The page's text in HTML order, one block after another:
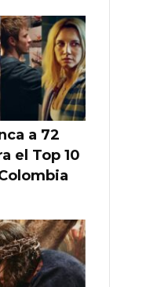
a 72
el Top 10